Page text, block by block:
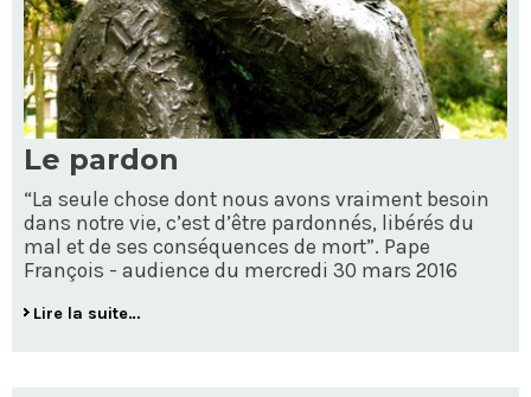
Le pardon
“La seule chose dont nous avons vraiment besoin
dans notre vie, c’est d’être pardonnés, libérés du
mal et de ses conséquences de mort”. Pape
François - audience du mercredi 30 mars 2016
Lire la suite…